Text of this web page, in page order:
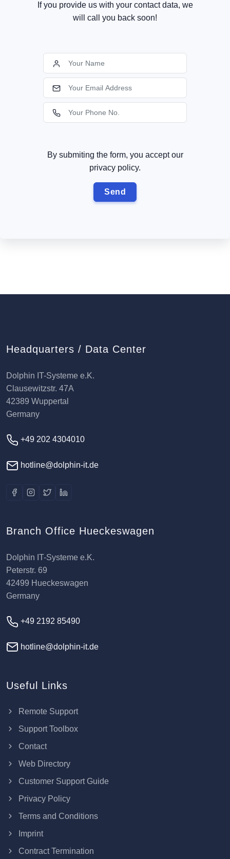
If you provide us with your contact data, we
will call you back soon!
By submiting the form, you accept our
privacy policy.
Headquarters / Data Center
Dolphin IT-Systeme e.K.
Clausewitzstr. 47A
42389 Wuppertal
Germany
+49 202 4304010
hotline@dolphin-it.de
Branch Office Hueckeswagen
Dolphin IT-Systeme e.K.
Peterstr. 69
42499 Hueckeswagen
Germany
+49 2192 85490
hotline@dolphin-it.de
Useful Links
Remote Support
Support Toolbox
Contact
Web Directory
Customer Support Guide
Privacy Policy
Terms and Conditions
Imprint
Contract Termination